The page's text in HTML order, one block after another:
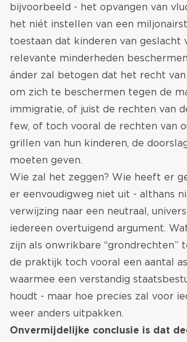
bijvoorbeeld - het opvangen van
het niét instellen van een
toestaan dat kinderen van geslacht
relevante minderheden
ánder zal betogen dat het recht
om zich te beschermen tegen de
immigratie, of juist de rechten van
few, of toch vooral de rechten van
grillen van hun kinderen, de
moeten geven.
Wie zal het zeggen? Wie heeft er
er eenvoudigweg niet uit - althans
verwijzing naar een neutraal,
iedereen overtuigend argument.
zijn als onwrikbare “grondrechten”
de praktijk toch vooral een aantal
waarmee een verstandig
houdt - maar hoe precies zal voor
weer anders uitpakken.
Onvermijdelijke conclusie is dat